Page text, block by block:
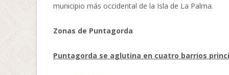
municipio más occidental de la Isla de La Palma.
Zonas de Puntagorda
Puntagorda se aglutina en cuatro barrios